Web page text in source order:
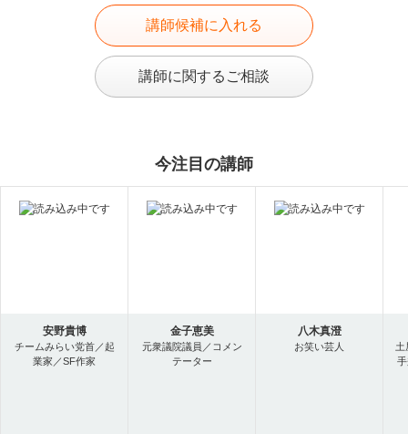
講師候補に入れる
講師に関するご相談
今注目の講師
安野貴博
チームみらい党首／起
業家／SF作家
金子恵美
元衆議院議員／コメン
テーター
八木真澄
お笑い芸人
土